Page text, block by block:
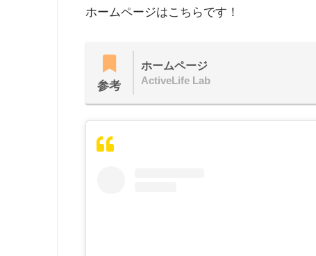
ホームページはこちらです！
参考
ホームページ
ActiveLife Lab